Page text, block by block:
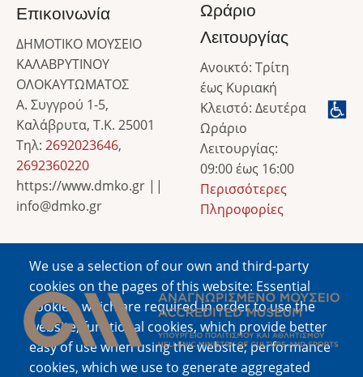
We use a selection of our own and third-party
cookies on the pages of this website: Essential
cookies, which are required in order to use the
website; functional cookies, which provide better
easy of use when using the website; performance
cookies, which we use to generate aggregated
Επικοινωνία
ΔΗΜΟΤΙΚΟ ΜΟΥΣΕΙΟ
ΚΑΛΑΒΡΥΤΙΝΟΥ
ΟΛΟΚΑΥΤΩΜΑΤΟΣ
Α. Συγγρού 1-5,
Καλάβρυτα, Τ.Κ. 25001
Τηλ: 2692023646,
2692360220
https://www.dmko.gr ||
info@dmko.gr
Ωράριο
Λειτουργίας
Ανοικτό: Τρίτη
έως Κυριακή
Κλειστό: Δευτέρα
Ωράριο
Λειτουργίας:
09:00 έως 16:00
Περισσότερες
Πληροφορίες
Image